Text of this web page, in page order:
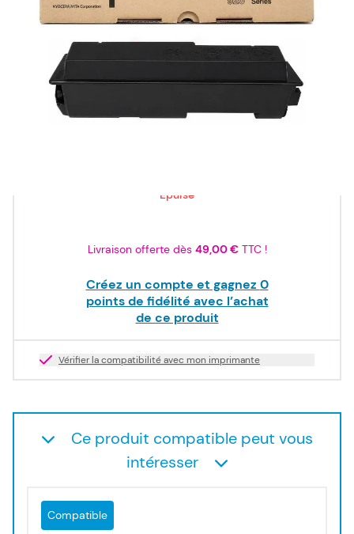
Capacité en pages (à 5%) :
6000
1T02FV0DE0 / TK-110Kyocera - noir - toner de marque
ISO/IEC
Epuisé
Livraison offerte dès 49,00 €TTC !
Créez un compte et gagnez 0
points de fidélité avec l’achat
de ce produit
Vérifier la compatibilité avec mon imprimante
Ce produit compatible peut vous
intéresser
Compatible